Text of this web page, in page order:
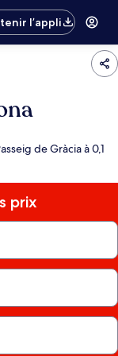
l’appli
de Gràcia à 0,1
prix